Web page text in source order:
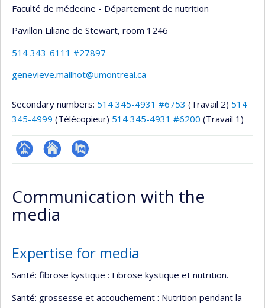
Faculté de médecine - Département de nutrition
Pavillon Liliane de Stewart, room 1246
514 343-6111 #27897
genevieve.mailhot@umontreal.ca
Secondary numbers: 514 345-4931 #6753 (Travail 2) 514
345-4999 (Télécopieur) 514 345-4931 #6200 (Travail 1)
Page
(faculté,département,école)
Site
de
l’unité
de
PubMed
Communication with the
media
Expertise for media
Santé: fibrose kystique : Fibrose kystique et nutrition.
Santé: grossesse et accouchement : Nutrition pendant la